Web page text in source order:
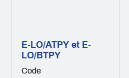
E-LO/ATPY et E-
LO/BTPY
Code